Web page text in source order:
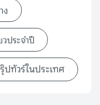
ง
ประจำปี
ปทัวร์ในประเทศ